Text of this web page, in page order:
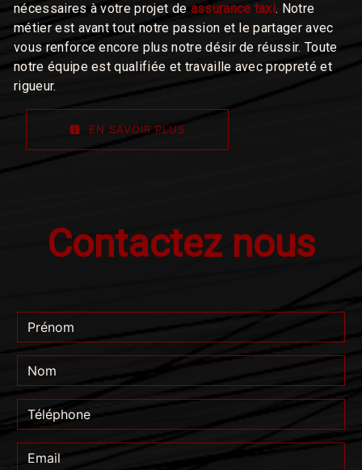
nécessaires à votre projet de assurance taxi. Notre
métier est avant tout notre passion et le partager avec
vous renforce encore plus notre désir de réussir. Toute
notre équipe est qualifiée et travaille avec propreté et
rigueur.
EN SAVOIR PLUS
Contactez nous